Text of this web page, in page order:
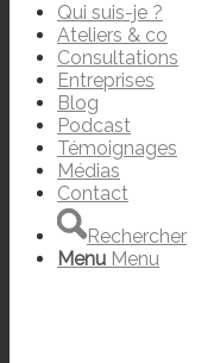
Qui suis-je ?
Ateliers & co
Consultations
Entreprises
Blog
Podcast
Témoignages
Médias
Contact
Rechercher
Menu Menu